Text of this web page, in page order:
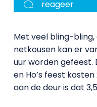
reageer
Met veel bling-
netkousen kan er
uur worden gefeest.
en Ho’s feest
aan de deur is dat